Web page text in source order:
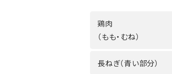
鶏肉
（もも・むね）
長ねぎ（青い部分）